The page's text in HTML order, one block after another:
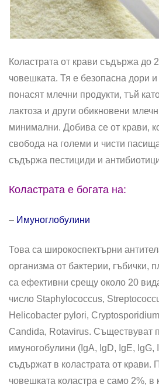
Коластрата от крави съдържа до
човешката. Тя е безопасна дори и
понасят млечни продукти, тъй
лактоза и други обикновени
минимални. Добива се от крави,
свобода на големи и чисти
съдържа пестициди и
Коластрата е богата на:
– Имуноглобулини
Това са широкоспектърни
организма от бактерии, гъбички,
са ефективни срещу около 20
число Staphylococcus,
Helicobacter pylori,
Candida, Rotavirus. Съществуват
имуногобулини (IgA, IgD, IgE, IgG,
съдържат в коластрата от крави.
човешката коластра е само 2%, в